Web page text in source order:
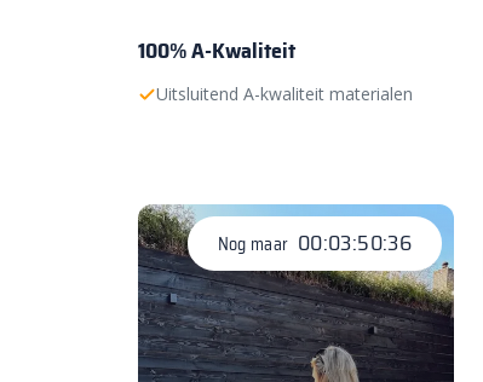
100% A-Kwaliteit
Uitsluitend A-kwaliteit materialen
Nog maar 00:03:50:36